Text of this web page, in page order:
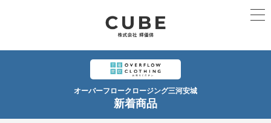
オーバーフロークロージング三河安城
新着商品